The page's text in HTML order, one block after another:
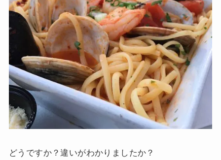
どうですか？違いがわかりましたか？